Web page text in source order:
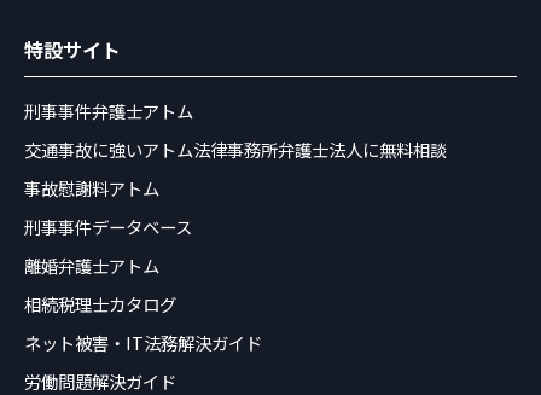
特設サイト
刑事事件弁護士アトム
交通事故に強いアトム法律事務所弁護士法人に無料相談
事故慰謝料アトム
刑事事件データベース
離婚弁護士アトム
相続税理士カタログ
ネット被害・IT法務解決ガイド
労働問題解決ガイド